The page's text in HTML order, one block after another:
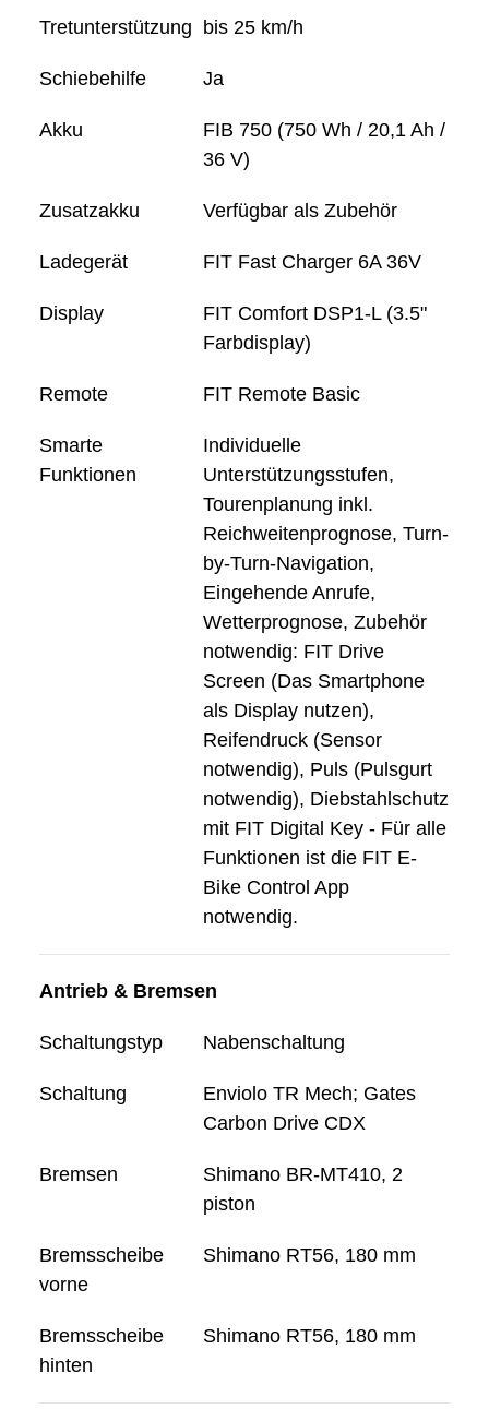
Tretunterstützung bis 25 km/h
Schiebehilfe Ja
Akku
FIB 750 (750 Wh / 20,1 Ah /
36 V)
Zusatzakku Verfügbar als Zubehör
Ladegerät FIT Fast Charger 6A 36V
Display
FIT Comfort DSP1-L (3.5"
Farbdisplay)
Remote FIT Remote Basic
Smarte
Funktionen
Individuelle
Unterstützungsstufen,
Tourenplanung inkl.
Reichweitenprognose, Turn-
by-Turn-Navigation,
Eingehende Anrufe,
Wetterprognose, Zubehör
notwendig: FIT Drive
Screen (Das Smartphone
als Display nutzen),
Reifendruck (Sensor
notwendig), Puls (Pulsgurt
notwendig), Diebstahlschutz
mit FIT Digital Key - Für alle
Funktionen ist die FIT E-
Bike Control App
notwendig.
Antrieb & Bremsen
Schaltungstyp Nabenschaltung
Schaltung
Enviolo TR Mech; Gates
Carbon Drive CDX
Bremsen
Shimano BR-MT410, 2
piston
Bremsscheibe
vorne
Shimano RT56, 180 mm
Bremsscheibe
hinten
Shimano RT56, 180 mm